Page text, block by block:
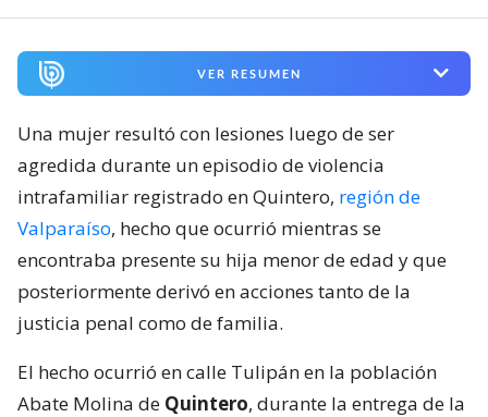
VER RESUMEN
Una mujer resultó con lesiones luego de ser
agredida durante un episodio de violencia
intrafamiliar registrado en Quintero, región de
Valparaíso, hecho que ocurrió mientras se
encontraba presente su hija menor de edad y que
posteriormente derivó en acciones tanto de la
justicia penal como de familia.
El hecho ocurrió en calle Tulipán en la población
Abate Molina de Quintero, durante la entrega de la